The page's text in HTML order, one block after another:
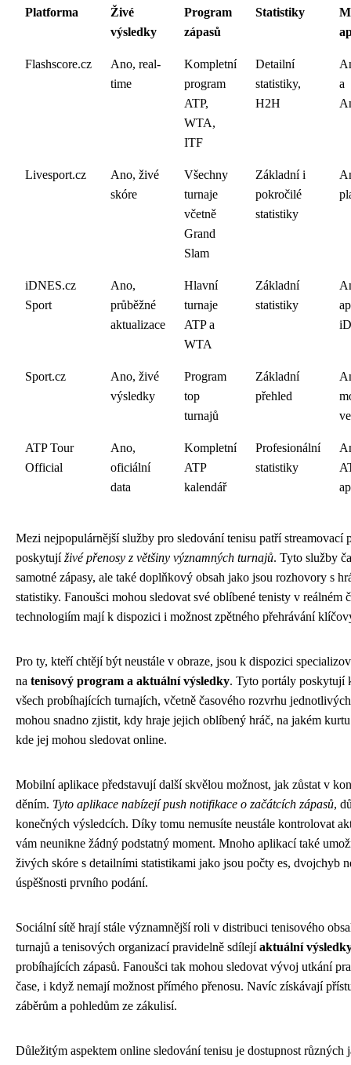
Platforma
Živé
výsledky
Program
zápasů
Statistiky
Flashscore.cz
Ano, real-
time
Kompletní
program
ATP,
WTA,
ITF
Detailní
statistiky,
H2H
a
Livesport.cz
Ano, živé
skóre
Všechny
turnaje
včetně
Grand
Slam
Základní i
pokročilé
statistiky
iDNES.cz
Sport
Ano,
průběžné
aktualizace
Hlavní
turnaje
ATP a
WTA
Základní
statistiky
Sport.cz
Ano, živé
výsledky
Program
top
turnajů
Základní
přehled
ATP Tour
Official
Ano,
oficiální
data
Kompletní
ATP
kalendář
Profesionální
statistiky
Mezi nejpopulárnější služby pro sledování tenisu patří streamovací
poskytujíživé přenosy z většiny významných turnajů. Tyto služby
samotné zápasy, ale také doplňkový obsah jako jsou rozhovory s
statistiky. Fanoušci mohou sledovat své oblíbené tenisty v reálném
technologiím mají k dispozici i možnost zpětného přehrávání
Pro ty, kteří chtějí být neustále v obraze, jsou k dispozici
na tenisový program a aktuální výsledky. Tyto portály poskytují
všech probíhajících turnajích, včetně časového rozvrhu
mohou snadno zjistit, kdy hraje jejich oblíbený hráč, na jakém kurtu
kde jej mohou sledovat online.
Mobilní aplikace představují další skvělou možnost, jak zůstat v
děním. Tyto aplikace nabízejí push notifikace o začátcích zápasů,
konečných výsledcích. Díky tomu nemusíte neustále kontrolovat
vám neunikne žádný podstatný moment. Mnoho aplikací také
živých skóre s detailními statistikami jako jsou počty es, dvojchyb
úspěšnosti prvního podání.
Sociální sítě hrají stále významnější roli v distribuci tenisového
turnajů a tenisových organizací pravidelně sdílejíaktuální
probíhajících zápasů. Fanoušci tak mohou sledovat vývoj utkání
čase, i když nemají možnost přímého přenosu. Navíc získávají
záběrům a pohledům ze zákulisí.
Důležitým aspektem online sledování tenisu je dostupnost různých